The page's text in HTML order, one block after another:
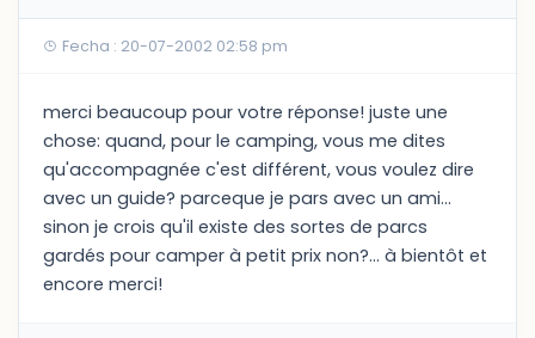
Fecha : 20-07-2002 02:58 pm
merci beaucoup pour votre réponse! juste une
chose: quand, pour le camping, vous me dites
qu'accompagnée c'est différent, vous voulez dire
avec un guide? parceque je pars avec un ami...
sinon je crois qu'il existe des sortes de parcs
gardés pour camper à petit prix non?... à bientôt et
encore merci!